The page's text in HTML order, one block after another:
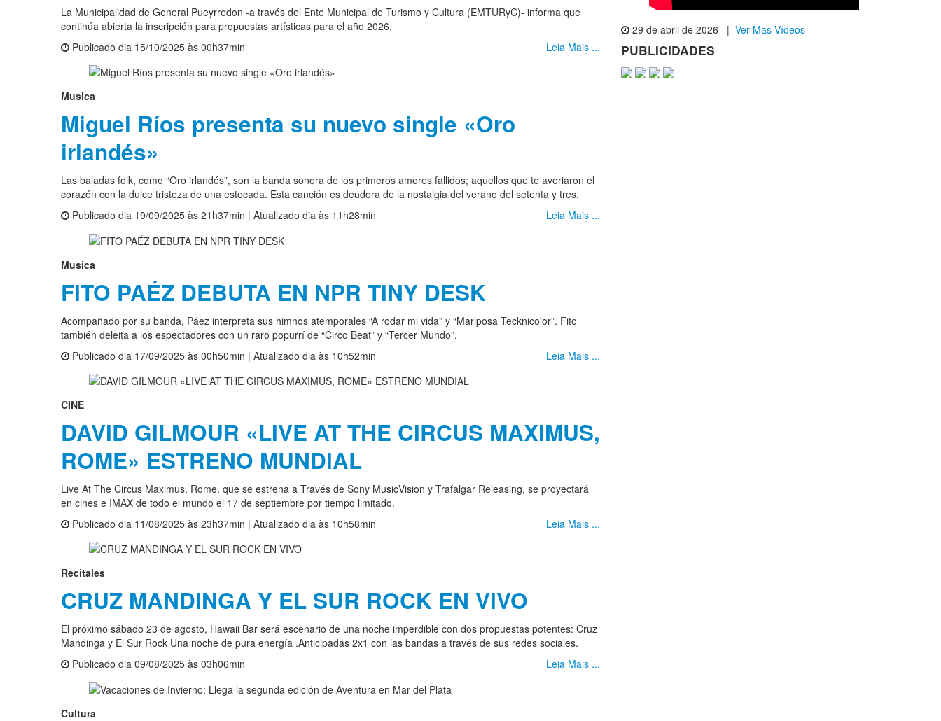
La Municipalidad de General Pueyrredon -a través del Ente Municipal de Turismo y Cultura (EMTURyC)- informa que
continúa abierta la inscripción para propuestas artísticas para el año 2026.
Publicado dia 15/10/2025 às 00h37min
Leia Mais ...
Musica
Miguel Ríos presenta su nuevo single «Oro
irlandés»
Las baladas folk, como “Oro irlandés”, son la banda sonora de los primeros amores fallidos; aquellos que te averiaron el
corazón con la dulce tristeza de una estocada. Esta canción es deudora de la nostalgia del verano del setenta y tres.
Publicado dia 19/09/2025 às 21h37min | Atualizado dia às 11h28min
Leia Mais ...
Musica
FITO PAÉZ DEBUTA EN NPR TINY DESK
Acompañado por su banda, Páez interpreta sus himnos atemporales “A rodar mi vida” y “Mariposa Tecknicolor”. Fito
también deleita a los espectadores con un raro popurrí de “Circo Beat” y “Tercer Mundo”.
Publicado dia 17/09/2025 às 00h50min | Atualizado dia às 10h52min
Leia Mais ...
CINE
DAVID GILMOUR «LIVE AT THE CIRCUS MAXIMUS,
ROME» ESTRENO MUNDIAL
Live At The Circus Maximus, Rome, que se estrena a Través de Sony MusicVision y Trafalgar Releasing, se proyectará
en cines e IMAX de todo el mundo el 17 de septiembre por tiempo limitado.
Publicado dia 11/08/2025 às 23h37min | Atualizado dia às 10h58min
Leia Mais ...
Recitales
CRUZ MANDINGA Y EL SUR ROCK EN VIVO
El próximo sábado 23 de agosto, Hawaii Bar será escenario de una noche imperdible con dos propuestas potentes: Cruz
Mandinga y El Sur Rock Una noche de pura energía .Anticipadas 2x1 con las bandas a través de sus redes sociales.
Publicado dia 09/08/2025 às 03h06min
Leia Mais ...
Cultura
29 de abril de 2026 | Ver Mas Vídeos
PUBLICIDADES